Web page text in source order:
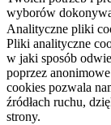
wyborów
Analityczne pliki
Pliki analityczne
w jaki sposób
poprzez
cookies pozwala
źródłach ruchu,
strony.